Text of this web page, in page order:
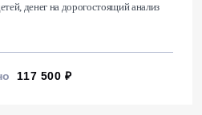
денег на дорогостоящий анализ
117 500 ₽